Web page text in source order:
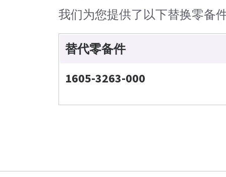
我们为您提供了以下替换零备
替代零备件
1605-3263-000